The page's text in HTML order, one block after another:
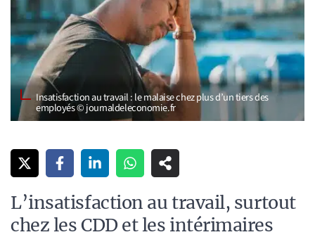
Insatisfaction au travail : le malaise chez plus d’un tiers des
employés © journaldeleconomie.fr
L’insatisfaction au travail, surtout
chez les CDD et les intérimaires